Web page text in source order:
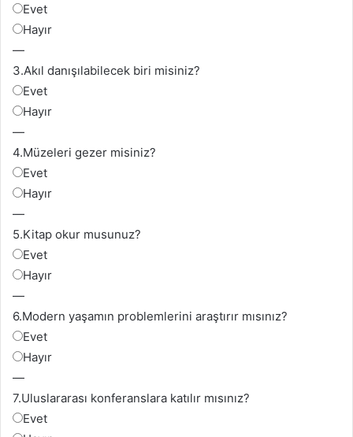
Evet
Hayır
—
3.Akıl danışılabilecek biri misiniz?
Evet
Hayır
—
4.Müzeleri gezer misiniz?
Evet
Hayır
—
5.Kitap okur musunuz?
Evet
Hayır
—
6.Modern yaşamın problemlerini araştırır mısınız?
Evet
Hayır
—
7.Uluslararası konferanslara katılır mısınız?
Evet